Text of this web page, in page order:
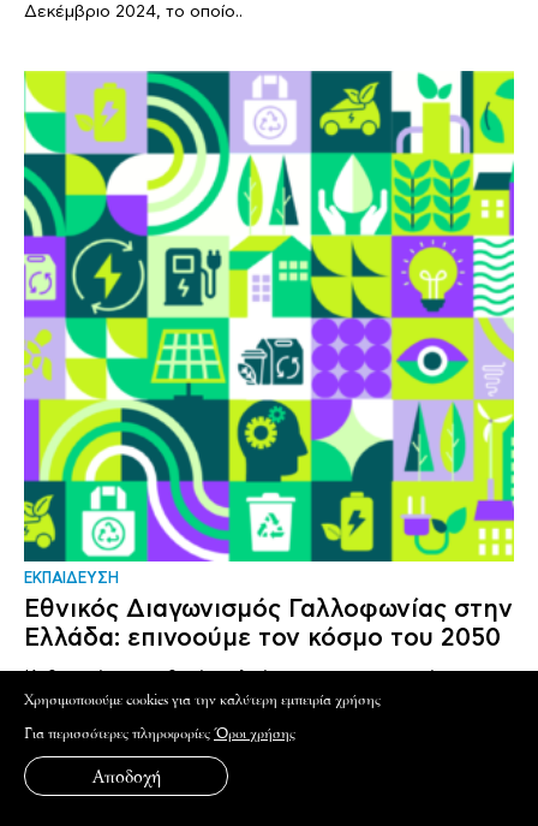
Δεκέμβριο 2024, το οποίο..
ΕΚΠΑΙΔΕΥΣΗ
Εθνικός Διαγωνισμός Γαλλοφωνίας στην
Ελλάδα: επινοούμε τον κόσμο του 2050
Καθηγητές και μαθητές καλούνται να οραματιστούν και να
επινοήσουν έναν καλύτερο κόσμο..
Xρησιμοποιούμε cookies για την καλύτερη εμπειρία χρήσης
Για περισσότερες πληροφορίεςΌροι χρήσης
Αποδοχή